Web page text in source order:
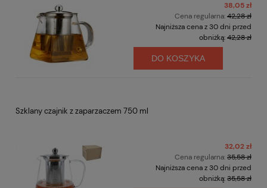
38,05 zł
Cena regularna:42,28 zł
Najniższa cena z 30 dni przed
obniżką:42,28 zł
DO KOSZYKA
Szklany czajnik z zaparzaczem 750 ml
32,02 zł
Cena regularna:35,58 zł
Najniższa cena z 30 dni przed
obniżką:35,58 zł